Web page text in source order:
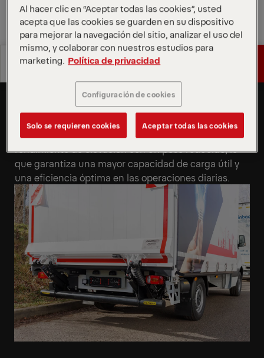
Solicitar presupuesto
Encontrar socio comercial
Encontrar socio comercial
Especificaciones
técnicas
Especificaciones
técnicas
Solicitar presupuesto
Solicitar presupuesto
Plataforma elevadora trasera
más ligera con mecanismo de
elevación de 4 cilindros
Al ser el modelo más ligero equipado con un sistema
de elevación de 4 cilindros, ofrece el máximo
rendimiento de elevación con un peso reducido, lo
que garantiza una mayor capacidad de carga útil y
una eficiencia óptima en las operaciones diarias.
Al hacer clic en “Aceptar todas las cookies”, usted
acepta que las cookies se guarden en su dispositivo
para mejorar la navegación del sitio, analizar el uso del
mismo, y colaborar con nuestros estudios para
marketing. Política de privacidad
Configuración de cookies
Solo se requieren cookies Aceptar todas las cookies